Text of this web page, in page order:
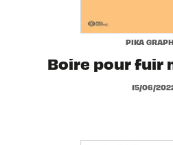
PIKA
Boire pour fuir
15/06/